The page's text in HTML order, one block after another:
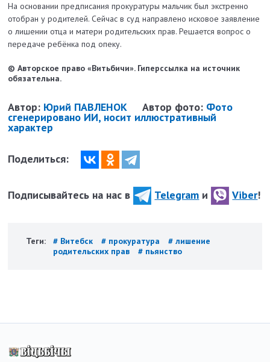
На основании предписания прокуратуры мальчик был экстренно
отобран у родителей. Сейчас в суд направлено исковое заявление
о лишении отца и матери родительских прав. Решается вопрос о
передаче ребёнка под опеку.
© Авторское право «Витьбичи». Гиперссылка на источник
обязательна.
Автор: Юрий ПАВЛЕНОК Автор фото: Фото
сгенерировано ИИ, носит иллюстративный
характер
Поделиться:
Подписывайтесь на нас в Telegram и Viber!
Теги: # Витебск # прокуратура
# лишение
родительских прав
# пьянство